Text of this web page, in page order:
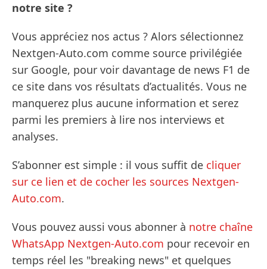
notre site ?
Vous appréciez nos actus ? Alors sélectionnez
Nextgen-Auto.com comme source privilégiée
sur Google, pour voir davantage de news F1 de
ce site dans vos résultats d’actualités. Vous ne
manquerez plus aucune information et serez
parmi les premiers à lire nos interviews et
analyses.
S’abonner est simple : il vous suffit de cliquer
sur ce lien et de cocher les sources Nextgen-
Auto.com.
Vous pouvez aussi vous abonner à notre chaîne
WhatsApp Nextgen-Auto.com pour recevoir en
temps réel les "breaking news" et quelques